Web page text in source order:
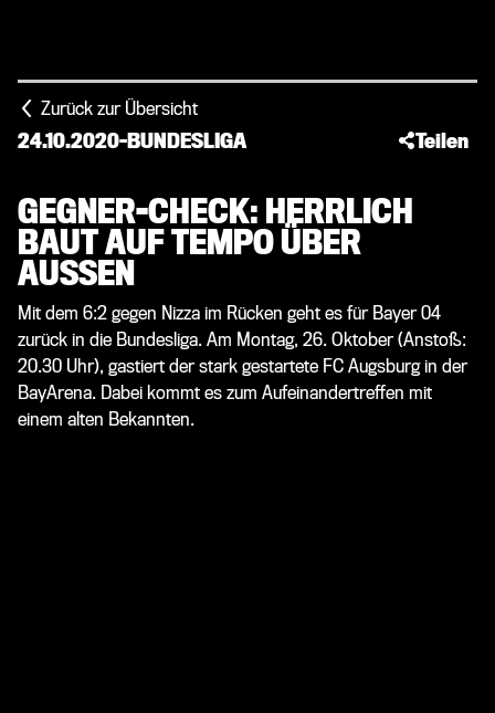
Zurück zur Übersicht
24.10.2020-BUNDESLIGA Teilen
GEGNER-CHECK: HERRLICH
BAUT AUF TEMPO ÜBER
AUSSEN
Mit dem 6:2 gegen Nizza im Rücken geht es für Bayer 04
zurück in die Bundesliga. Am Montag, 26. Oktober (Anstoß:
20.30 Uhr), gastiert der stark gestartete FC Augsburg in der
BayArena. Dabei kommt es zum Aufeinandertreffen mit
einem alten Bekannten.